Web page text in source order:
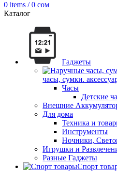
0 items / 0 сом
Каталог
Гаджеты
часы, сумки.
Часы
Детские
Внешние
Для дома
Техника и
Инструменты
Ночники,
Игрушки и
Разные Гаджеты
Спорт